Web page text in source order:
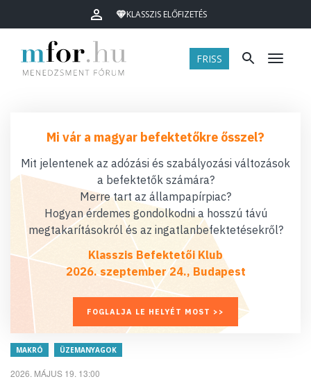
KLASSZIS ELŐFIZETÉS
FRISS Menü
Mi vár a magyar befektetőkre ősszel?
Mit jelentenek az adózási és szabályozási változások
a befektetők számára?
Merre tart az állampapírpiac?
Hogyan érdemes gondolkodni a hosszú távú
megtakarításokról és az ingatlanbefektetésekről?
Klasszis Befektetői Klub
2026. szeptember 24., Budapest
FOGLALJA LE HELYÉT MOST >>
MAKRÓ ÜZEMANYAGOK
2026. MÁJUS 19. 13:00